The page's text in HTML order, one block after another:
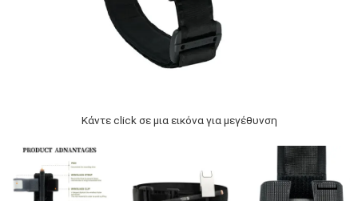
Κάντε click σε μια εικόνα για μεγέθυνση